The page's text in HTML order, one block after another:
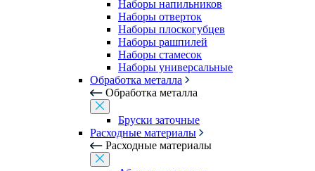
Наборы напильников
Наборы отверток
Наборы плоскогубцев
Наборы рашпилей
Наборы стамесок
Наборы универсальные
Обработка металла
Обработка металла
Бруски заточные
Расходные материалы
Расходные материалы